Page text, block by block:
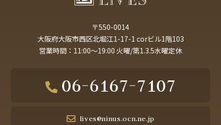
〒550-0014
大阪府大阪市西区北堀江1-17-1 corビル1階103
営業時間：11:00～19:00 火曜/第1.3.5水曜定休
06-6167-7107
lives@ninus.ocn.ne.jp